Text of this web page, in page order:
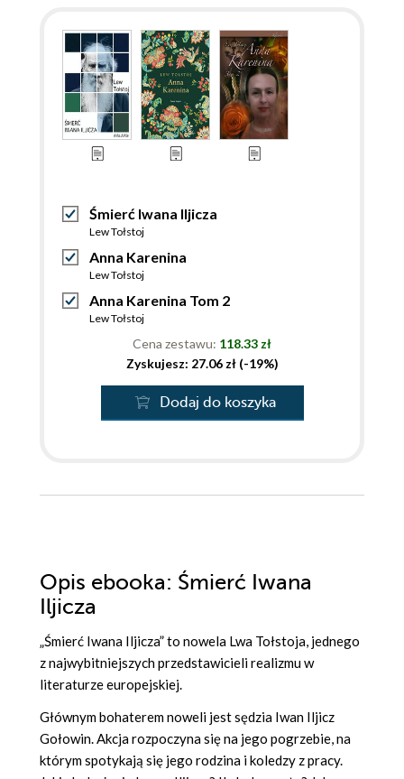
Śmierć Iwana Iljicza
Lew Tołstoj
Anna Karenina
Lew Tołstoj
Anna Karenina Tom 2
Lew Tołstoj
Cena zestawu: 118.33 zł
Zyskujesz: 27.06 zł (-19%)
Dodaj do koszyka
Opis ebooka: Śmierć Iwana
Iljicza
„Śmierć Iwana Iljicza” to nowela Lwa Tołstoja, jednego
z najwybitniejszych przedstawicieli realizmu w
literaturze europejskiej.
Głównym bohaterem noweli jest sędzia Iwan Iljicz
Gołowin. Akcja rozpoczyna się na jego pogrzebie, na
którym spotykają się jego rodzina i koledzy z pracy.